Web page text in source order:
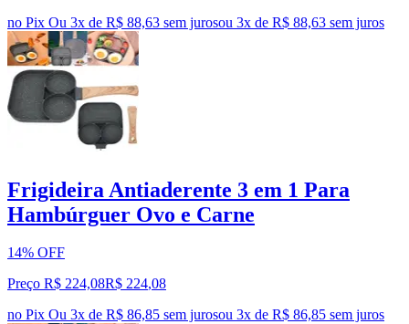
no Pix Ou 3x de R$ 88,63 sem jurosou 3x de R$ 88,63 sem juros
Frigideira Antiaderente 3 em 1 Para
Hambúrguer Ovo e Carne
14% OFF
Preço R$ 224,08R$ 224,08
no Pix Ou 3x de R$ 86,85 sem jurosou 3x de R$ 86,85 sem juros